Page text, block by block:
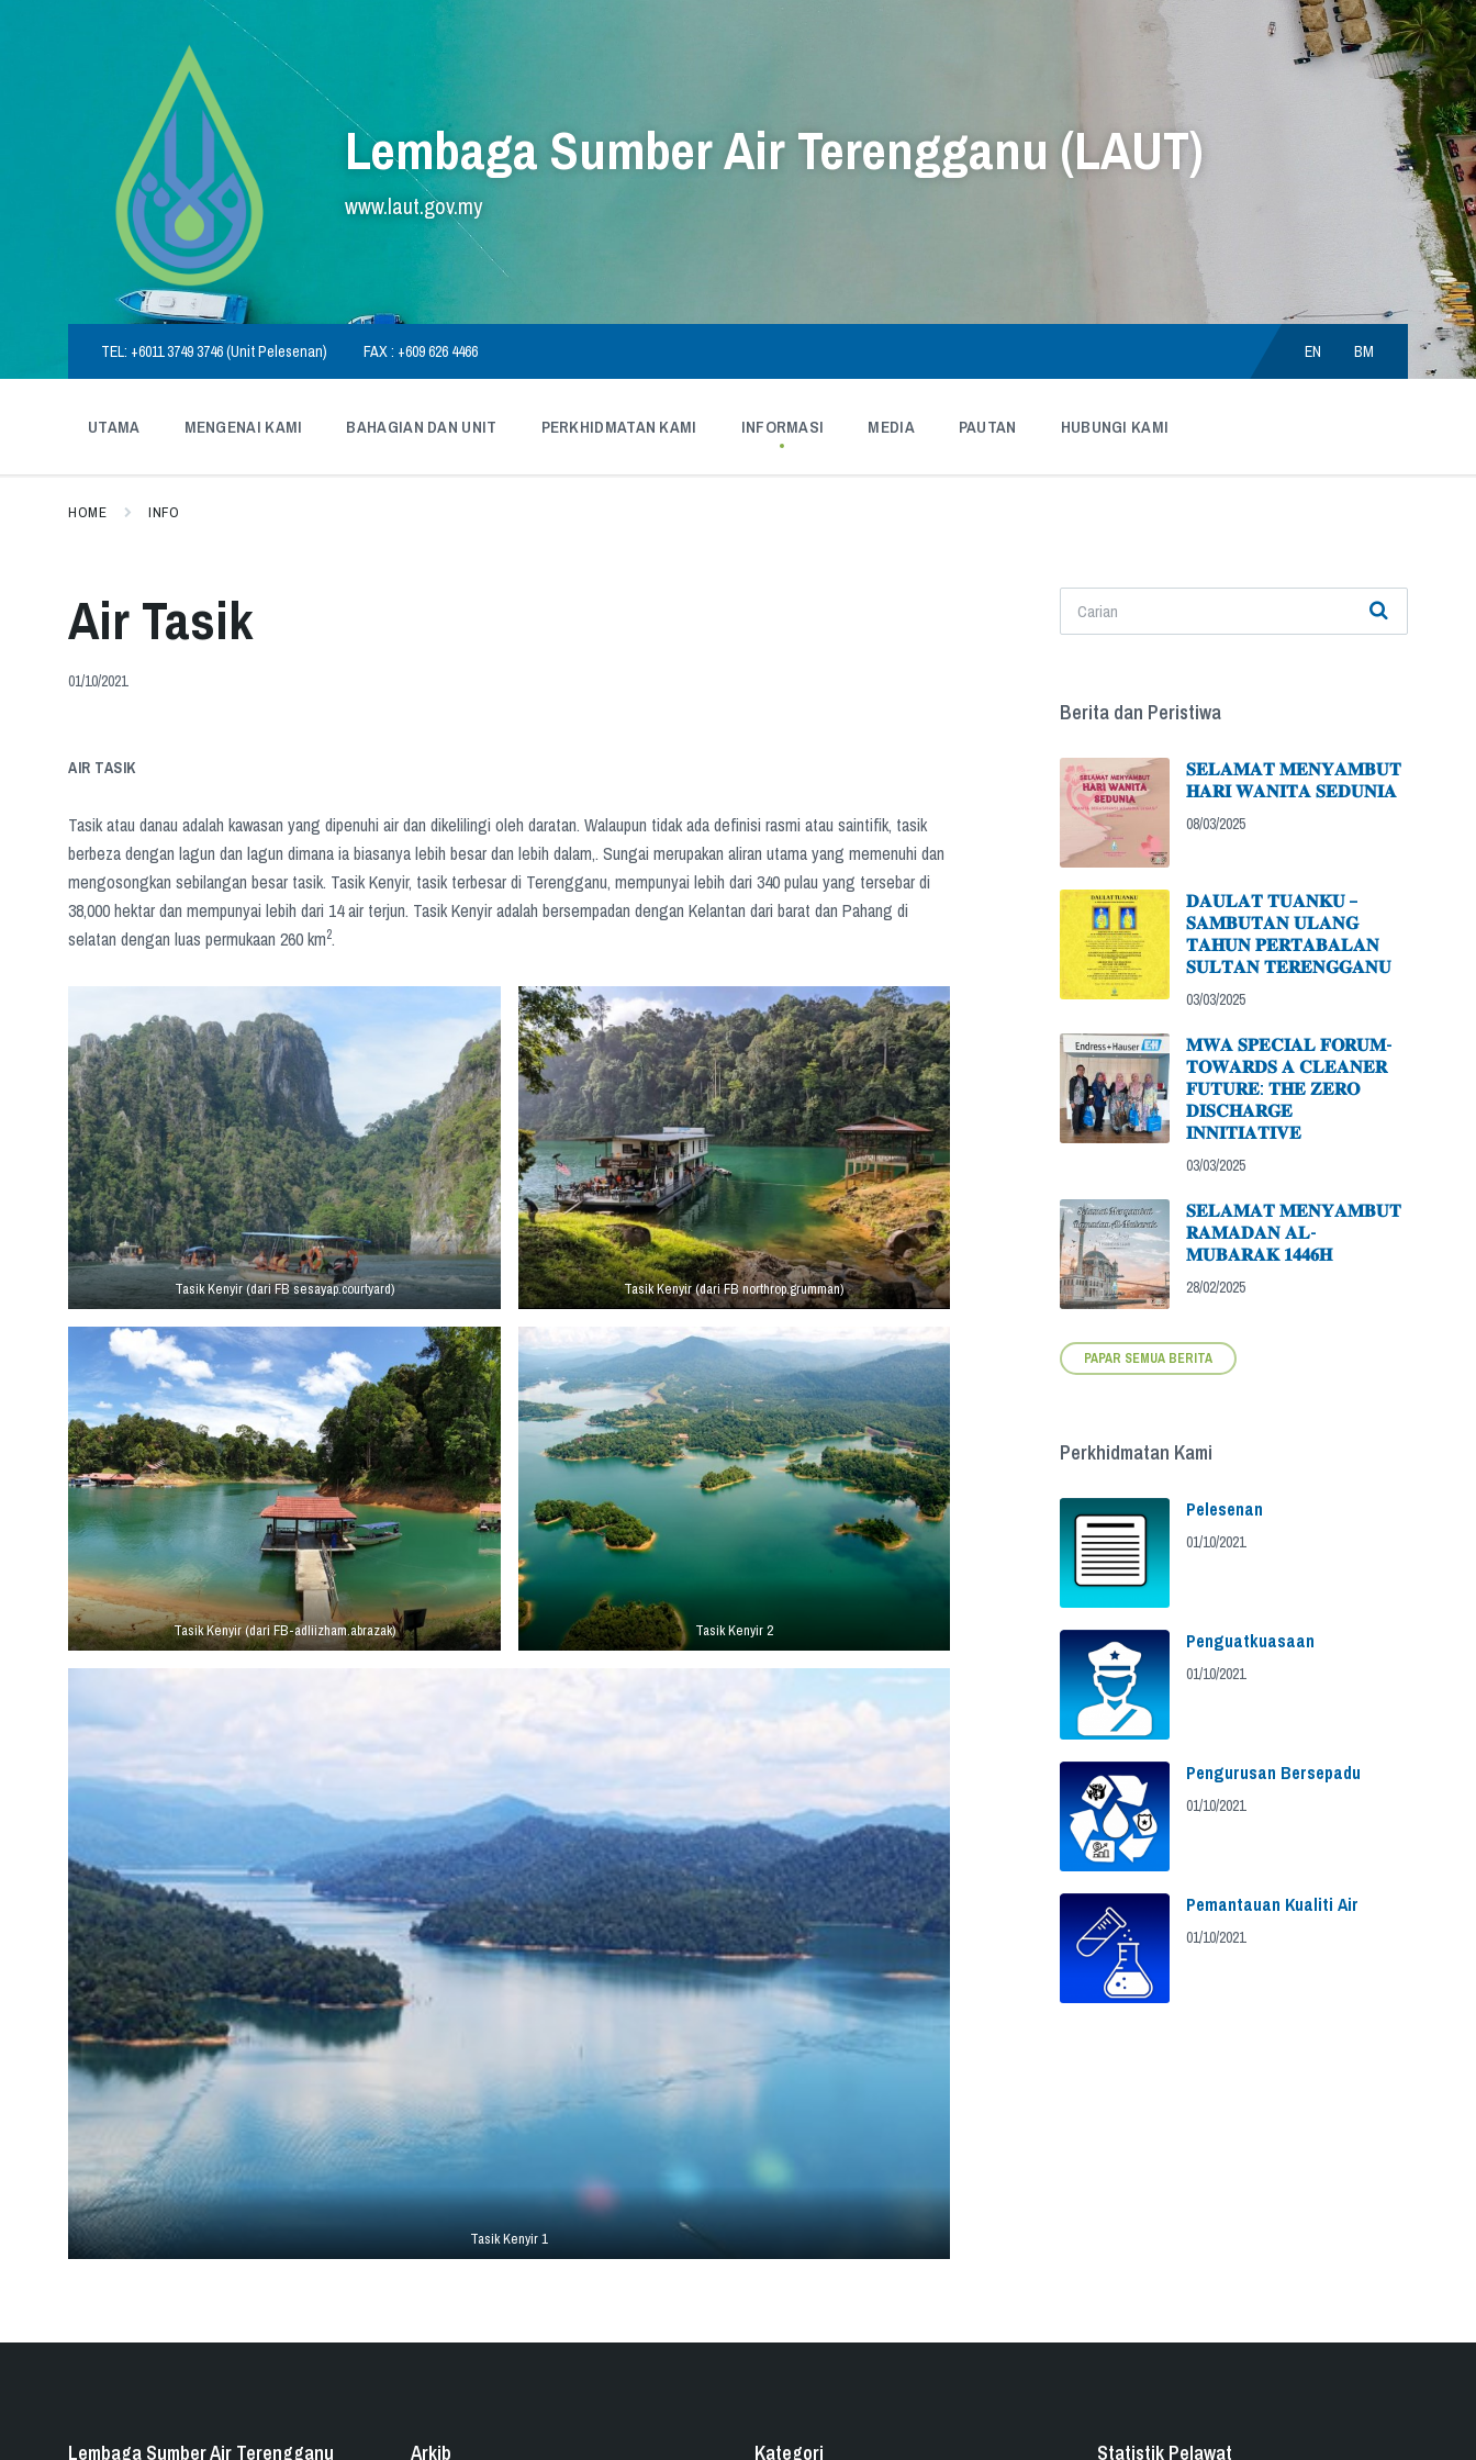
Lembaga Sumber Air Terengganu (LAUT)
www.laut.gov.my
TEL: +6011 3749 3746 (Unit Pelesenan) FAX : +609 626 4466
Choose
language:
EN BM
UTAMA MENGENAI KAMI BAHAGIAN DAN UNIT PERKHIDMATAN KAMI INFORMASI MEDIA PAUTAN HUBUNGI KAMI
HOME INFO
Air Tasik
01/10/2021
AIR TASIK
Tasik atau danau adalah kawasan yang dipenuhi air dan dikelilingi oleh daratan. Walaupun tidak ada definisi rasmi atau saintifik, tasik
berbeza dengan lagun dan lagun dimana ia biasanya lebih besar dan lebih dalam,. Sungai merupakan aliran utama yang memenuhi dan
mengosongkan sebilangan besar tasik. Tasik Kenyir, tasik terbesar di Terengganu, mempunyai lebih dari 340 pulau yang tersebar di
38,000 hektar dan mempunyai lebih dari 14 air terjun. Tasik Kenyir adalah bersempadan dengan Kelantan dari barat dan Pahang di
selatan dengan luas permukaan 260 km2.
Tasik Kenyir (dari FB sesayap.courtyard) Tasik Kenyir (dari FB northrop.grumman)
Tasik Kenyir (dari FB-adliizham.abrazak) Tasik Kenyir 2
Tasik Kenyir 1
Berita dan Peristiwa
𝐒𝐄𝐋𝐀𝐌𝐀𝐓 𝐌𝐄𝐍𝐘𝐀𝐌𝐁𝐔𝐓
𝐇𝐀𝐑𝐈 𝐖𝐀𝐍𝐈𝐓𝐀 𝐒𝐄𝐃𝐔𝐍𝐈𝐀
08/03/2025
𝐃𝐀𝐔𝐋𝐀𝐓 𝐓𝐔𝐀𝐍𝐊𝐔 –
𝐒𝐀𝐌𝐁𝐔𝐓𝐀𝐍 𝐔𝐋𝐀𝐍𝐆
𝐓𝐀𝐇𝐔𝐍 𝐏𝐄𝐑𝐓𝐀𝐁𝐀𝐋𝐀𝐍
𝐒𝐔𝐋𝐓𝐀𝐍 𝐓𝐄𝐑𝐄𝐍𝐆𝐆𝐀𝐍𝐔
03/03/2025
𝐌𝐖𝐀 𝐒𝐏𝐄𝐂𝐈𝐀𝐋 𝐅𝐎𝐑𝐔𝐌-
𝐓𝐎𝐖𝐀𝐑𝐃𝐒 𝐀 𝐂𝐋𝐄𝐀𝐍𝐄𝐑
𝐅𝐔𝐓𝐔𝐑𝐄: 𝐓𝐇𝐄 𝐙𝐄𝐑𝐎
𝐃𝐈𝐒𝐂𝐇𝐀𝐑𝐆𝐄
𝐈𝐍𝐍𝐈𝐓𝐈𝐀𝐓𝐈𝐕𝐄
03/03/2025
𝐒𝐄𝐋𝐀𝐌𝐀𝐓 𝐌𝐄𝐍𝐘𝐀𝐌𝐁𝐔𝐓
𝐑𝐀𝐌𝐀𝐃𝐀𝐍 𝐀𝐋-
𝐌𝐔𝐁𝐀𝐑𝐀𝐊 𝟏𝟒𝟒𝟔𝐇
28/02/2025
PAPAR SEMUA BERITA
Perkhidmatan Kami
Pelesenan
01/10/2021
Penguatkuasaan
01/10/2021
Pengurusan Bersepadu
01/10/2021
Pemantauan Kualiti Air
01/10/2021
Lembaga Sumber Air Terengganu Arkib Kategori Statistik Pelawat